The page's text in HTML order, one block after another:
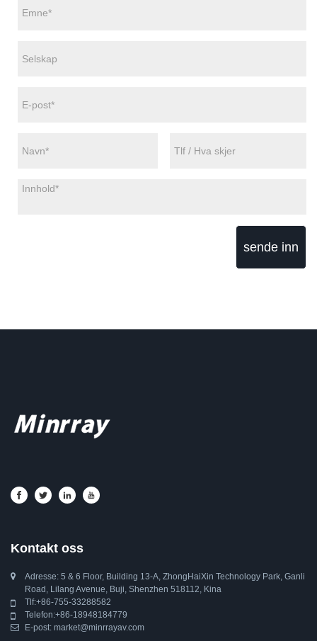
sende inn
Kontakt oss
Adresse: 5 & ​​6 Floor, Building 13-A, ZhongHaiXin Technology Park, Ganli
Road, Lilang Avenue, Buji, Shenzhen 518112, Kina
Tlf:+86-755-33288582
Telefon:+86-18948184779
E-post: market@minrrayav.com